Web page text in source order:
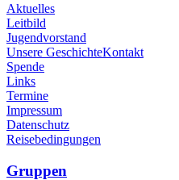
Aktuelles
Leitbild
Jugendvorstand
Unsere GeschichteKontakt
Spende
Links
Termine
Impressum
Datenschutz
Reisebedingungen
Gruppen